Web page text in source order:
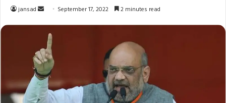
jansad
Send
email
September 17, 2022 2 minutes read